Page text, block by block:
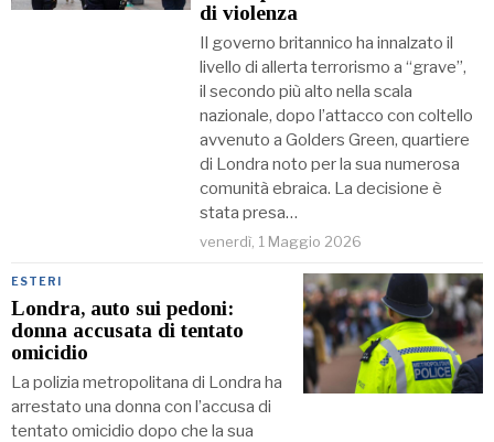
di violenza
Il governo britannico ha innalzato il
livello di allerta terrorismo a “grave”,
il secondo più alto nella scala
nazionale, dopo l’attacco con coltello
avvenuto a Golders Green, quartiere
di Londra noto per la sua numerosa
comunità ebraica. La decisione è
stata presa…
venerdì, 1 Maggio 2026
ESTERI
Londra, auto sui pedoni:
donna accusata di tentato
omicidio
La polizia metropolitana di Londra ha
arrestato una donna con l’accusa di
tentato omicidio dopo che la sua